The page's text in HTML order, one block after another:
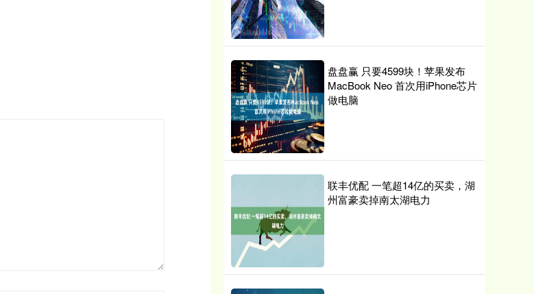
盘盘赢 只要4599块！苹果发布
MacBook Neo 首次用iPhone芯片
做电脑
联丰优配 一笔超14亿的买卖，湖
州富豪卖掉南太湖电力